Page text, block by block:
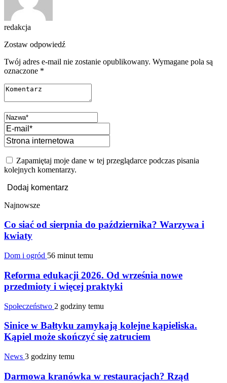
redakcja
Zostaw odpowiedź
Twój adres e-mail nie zostanie opublikowany. Wymagane pola są
oznaczone *
Zapamiętaj moje dane w tej przeglądarce podczas pisania
kolejnych komentarzy.
Najnowsze
Co siać od sierpnia do października? Warzywa i
kwiaty
Dom i ogród 56 minut temu
Reforma edukacji 2026. Od września nowe
przedmioty i więcej praktyki
Społeczeństwo 2 godziny temu
Sinice w Bałtyku zamykają kolejne kąpieliska.
Kąpiel może skończyć się zatruciem
News 3 godziny temu
Darmowa kranówka w restauracjach? Rząd